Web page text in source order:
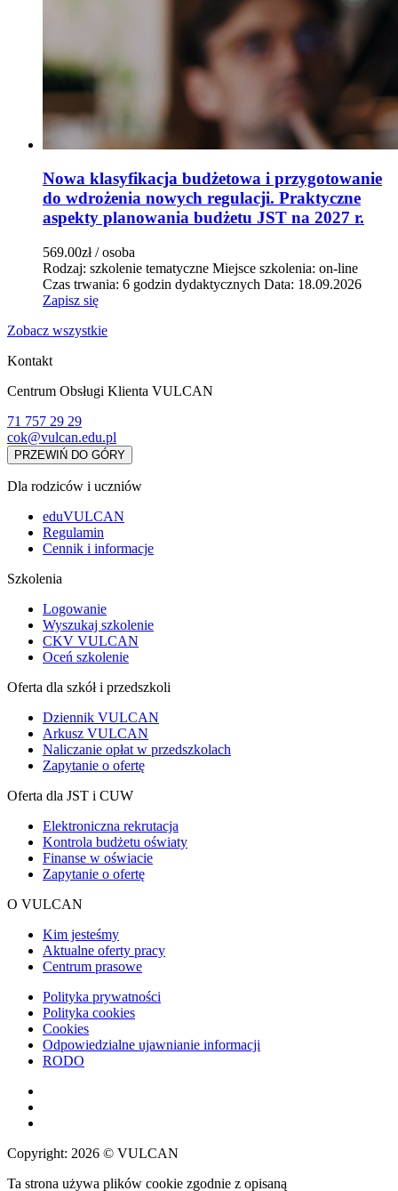
Nowa klasyfikacja budżetowa i przygotowanie
do wdrożenia nowych regulacji. Praktyczne
aspekty planowania budżetu JST na 2027 r.
569.00zł / osoba
Rodzaj: szkolenie tematyczne Miejsce szkolenia: on-line
Czas trwania: 6 godzin dydaktycznych Data: 18.09.2026
Zapisz się
Zobacz wszystkie
Kontakt
Centrum Obsługi Klienta VULCAN
71 757 29 29
cok@vulcan.edu.pl
PRZEWIŃ DO GÓRY
Dla rodziców i uczniów
eduVULCAN
Regulamin
Cennik i informacje
Szkolenia
Logowanie
Wyszukaj szkolenie
CKV VULCAN
Oceń szkolenie
Oferta dla szkół i przedszkoli
Dziennik VULCAN
Arkusz VULCAN
Naliczanie opłat w przedszkolach
Zapytanie o ofertę
Oferta dla JST i CUW
Elektroniczna rekrutacja
Kontrola budżetu oświaty
Finanse w oświacie
Zapytanie o ofertę
O VULCAN
Kim jesteśmy
Aktualne oferty pracy
Centrum prasowe
Polityka prywatności
Polityka cookies
Cookies
Odpowiedzialne ujawnianie informacji
RODO
Copyright: 2026 © VULCAN
Ta strona używa plików cookie zgodnie z opisaną